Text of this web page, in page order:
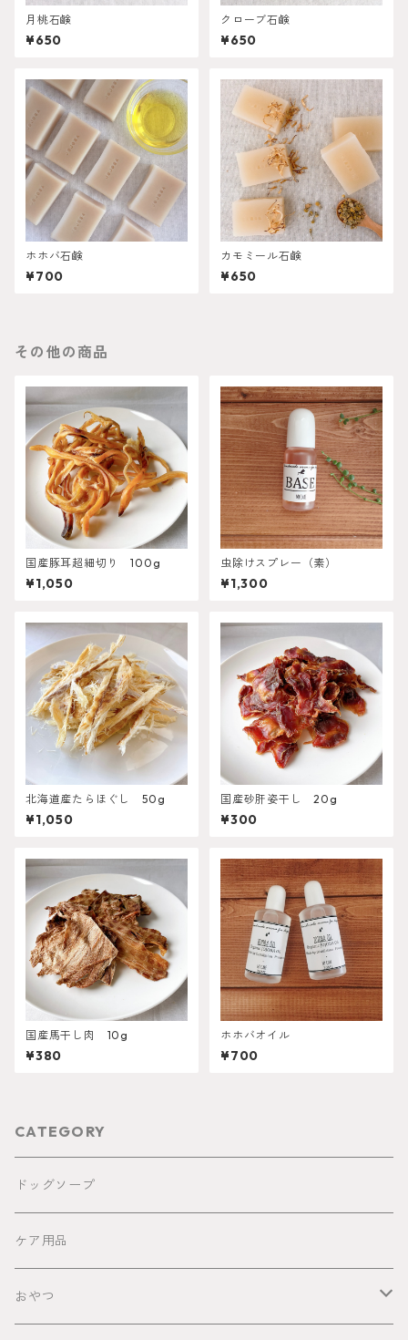
月桃石鹸
¥650
クローブ石鹸
¥650
ホホバ石鹸
¥700
カモミール石鹸
¥650
その他の商品
国産豚耳超細切り 100g
¥1,050
虫除けスプレー（素）
¥1,300
北海道産たらほぐし 50g
¥1,050
国産砂肝姿干し 20g
¥300
国産馬干し肉 10g
¥380
ホホバオイル
¥700
CATEGORY
ドッグソープ
ケア用品
おやつ